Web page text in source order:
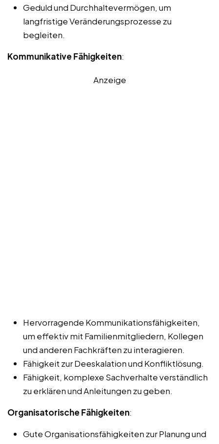
Geduld und Durchhaltevermögen, um
langfristige Veränderungsprozesse zu
begleiten.
Kommunikative Fähigkeiten:
Anzeige
Hervorragende Kommunikationsfähigkeiten,
um effektiv mit Familienmitgliedern, Kollegen
und anderen Fachkräften zu interagieren.
Fähigkeit zur Deeskalation und Konfliktlösung.
Fähigkeit, komplexe Sachverhalte verständlich
zu erklären und Anleitungen zu geben.
Organisatorische Fähigkeiten:
Gute Organisationsfähigkeiten zur Planung und